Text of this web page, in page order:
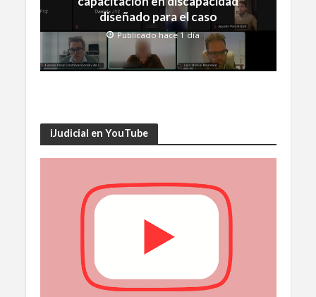
diseñado para el caso
Publicado hace 1 día
iJudicial en YouTube